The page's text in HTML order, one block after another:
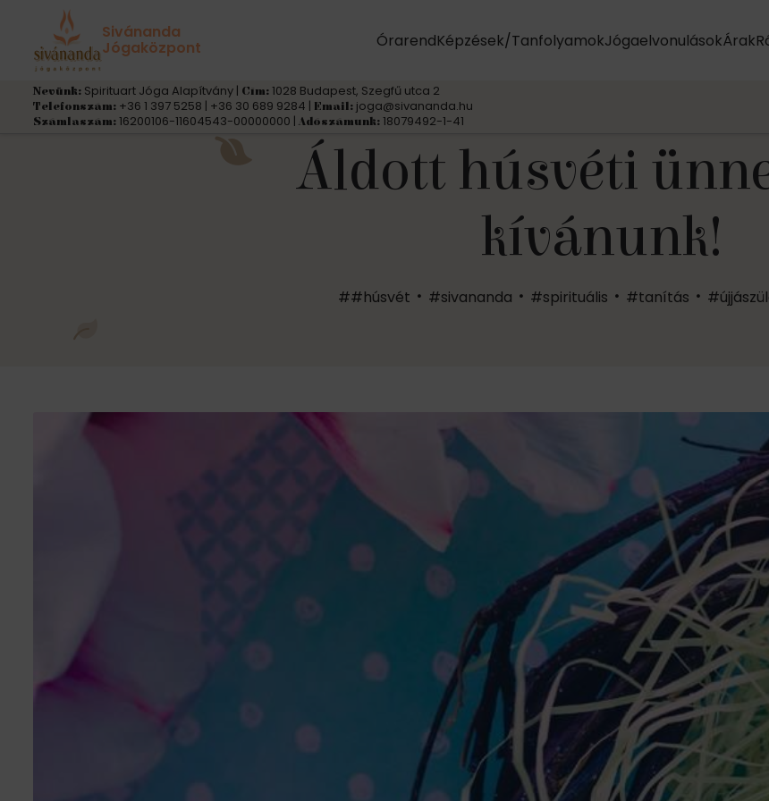
Sivánanda
Jógaközpont ÓrarendKépzések/TanfolyamokJógaelvonulásokÁrak
Nevünk: Spirituart Jóga Alapítvány | Cím: 1028 Budapest, Szegfű utca 2
Telefonszám: +36 1 397 5258 | +36 30 689 9284 | Email: joga@sivananda.hu
Számlaszám: 16200106-11604543-00000000 | Adószámunk: 18079492-1-41
Áldott húsvéti
kívánunk!
##húsvét #sivananda #spirituális #tanítás